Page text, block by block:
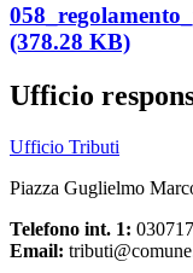
(378.28 KB)
Ufficio
Ufficio Tributi
Piazza Guglielmo
Telefono int. 1:
Email: